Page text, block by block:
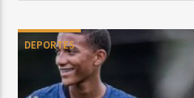
DEPORTES